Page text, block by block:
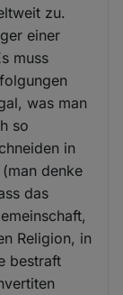
zu.
einer
muss
was man
so
in
denke
das
Religion, in
bestraft